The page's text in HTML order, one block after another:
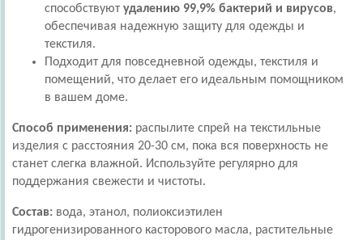
способствуют удалению 99,9% бактерий и вирусов,
обеспечивая надежную защиту для одежды и
текстиля.
Подходит для повседневной одежды, текстиля и
помещений, что делает его идеальным помощником
в вашем доме.
Способ применения: распылите спрей на текстильные
изделия с расстояния 20-30 см, пока вся поверхность не
станет слегка влажной. Используйте регулярно для
поддержания свежести и чистоты.
Состав: вода, этанол, полиоксиэтилен
гидрогенизированного касторового масла, растительные